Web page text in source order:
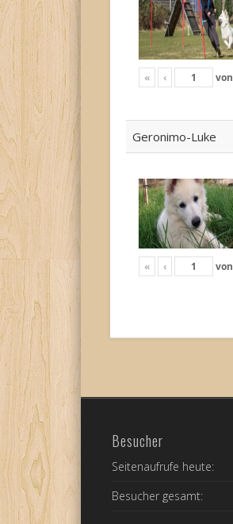
« ‹ von
Geronimo-Luke
« ‹ von
Besucher
Seitenaufrufe heute:
Besucher gesamt: